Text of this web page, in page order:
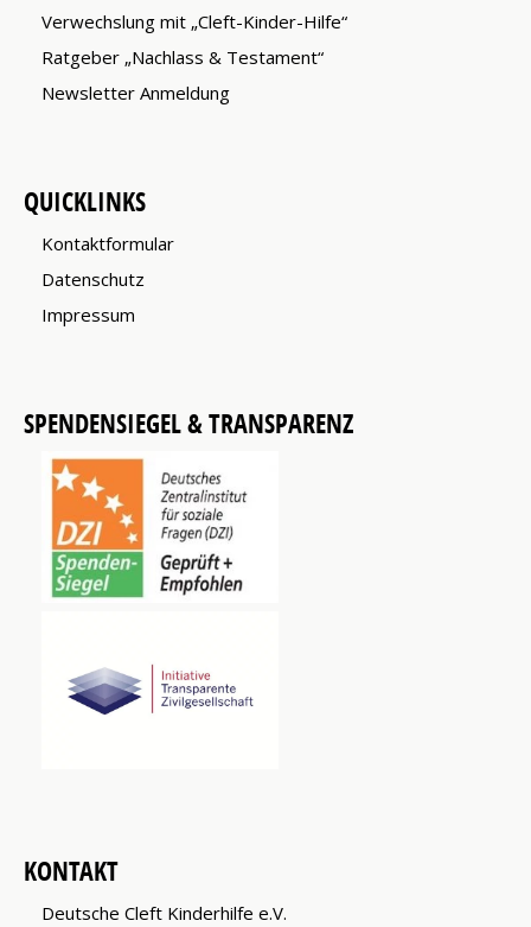
Verwechslung mit „Cleft-Kinder-Hilfe“
Ratgeber „Nachlass & Testament“
Newsletter Anmeldung
QUICKLINKS
Kontaktformular
Datenschutz
Impressum
SPENDENSIEGEL & TRANSPARENZ
KONTAKT
Deutsche Cleft Kinderhilfe e.V.